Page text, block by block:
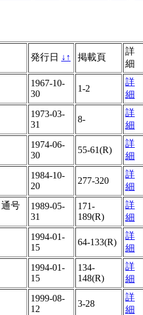
発行日 ↓ ↑ 掲載頁
詳
細
1967-10-
30
1-2
詳
細
1973-03-
31
8-
詳
細
1974-06-
30
55-61(R)
詳
細
1984-10-
20
277-320
詳
細
通号
1989-05-
31
171-
189(R)
詳
細
1994-01-
15
64-133(R)
詳
細
1994-01-
15
134-
148(R)
詳
細
1999-08-
12
3-28
詳
細